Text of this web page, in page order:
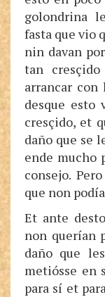
golondrina
fasta que vio
nin davan
tan
arrancar
desque esto
cresçido, et
daño que se
ende mucho
consejo.
que non
Et ante
non querían
daño que
metiósse en
para sí et